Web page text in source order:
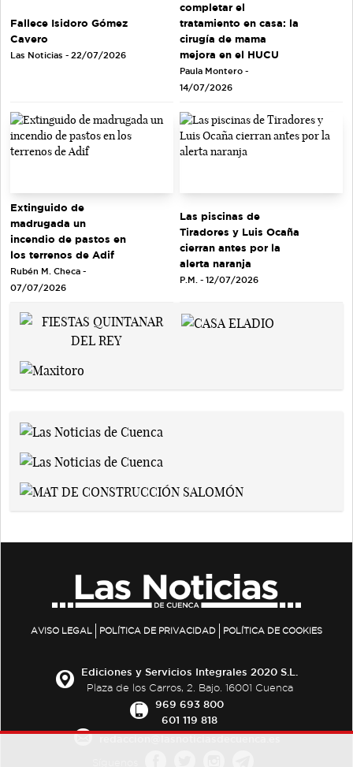
Fallece Isidoro Gómez
Cavero
Las Noticias - 22/07/2026
completar el
tratamiento en casa: la
cirugía de mama
mejora en el HUCU
Paula Montero -
14/07/2026
Extinguido de
madrugada un
incendio de pastos en
los terrenos de Adif
Rubén M. Checa -
07/07/2026
Las piscinas de
Tiradores y Luis Ocaña
cierran antes por la
alerta naranja
P.M. - 12/07/2026
AVISO LEGAL POLÍTICA DE PRIVACIDAD POLÍTICA DE COOKIES
Ediciones y Servicios Integrales 2020 S.L.
Plaza de los Carros, 2. Bajo. 16001 Cuenca
969 693 800
601 119 818